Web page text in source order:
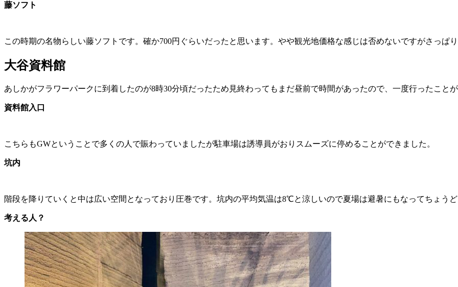
藤ソフト
この時期の名物らしい藤ソフトです。確か700円ぐらいだったと思います。やや観光地価格な感じは否めないですがさっぱ
大谷資料館
あしかがフラワーパークに到着したのが8時30分頃だったため見終わってもまだ昼前で時間があったので、一度行ったこと
資料館入口
こちらもGWということで多くの人で賑わっていましたが駐車場は誘導員がおりスムーズに停めることができました。
坑内
階段を降りていくと中は広い空間となっており圧巻です。坑内の平均気温は8℃と涼しいので夏場は避暑にもなってちょうど
考える人？